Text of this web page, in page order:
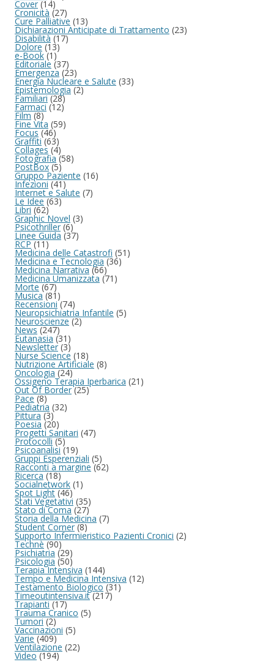
Cover(14)
Cronicità (27)
Cure Palliative (13)
Dichiarazioni Anticipate di Trattamento (23)
Disabilità(17)
Dolore(13)
e-Book(1)
Editoriale (37)
Emergenza (23)
Energia Nucleare e Salute (33)
Epistemologia(2)
Familiari(28)
Farmaci(12)
Film(8)
Fine Vita (59)
Focus(46)
Graffiti(63)
Collages (4)
Fotografia (58)
PostBox(5)
Gruppo Paziente (16)
Infezioni(41)
Internet e Salute (7)
Le Idee(63)
Libri(62)
Graphic Novel (3)
Psicothriller(6)
Linee Guida (37)
RCP(11)
Medicina delle Catastrofi (51)
Medicina e Tecnologia(36)
Medicina Narrativa(66)
Medicina Umanizzata (71)
Morte(67)
Musica(81)
Recensioni(74)
Neuropsichiatria Infantile (5)
Neuroscienze(2)
News(247)
Eutanasia (31)
Newsletter (3)
Nurse Science (18)
Nutrizione Artificiale (8)
Oncologia(24)
Ossigeno Terapia Iperbarica (21)
Out Of Border(25)
Pace(8)
Pediatria (32)
Pittura(3)
Poesia (20)
Progetti Sanitari (47)
Protocolli(5)
Psicoanalisi (19)
Gruppi Esperenziali (5)
Racconti a margine (62)
Ricerca(18)
Socialnetwork (1)
Spot Light(46)
Stati Vegetativi (35)
Stato di Coma(27)
Storia della Medicina (7)
Student Corner(8)
Supporto Infermieristico Pazienti Cronici (2)
Technè(90)
Psichiatria (29)
Psicologia (50)
Terapia Intensiva (144)
Tempo e Medicina Intensiva (12)
Testamento Biologico(31)
Timeoutintensiva.it(217)
Trapianti(17)
Trauma Cranico (5)
Tumori(2)
Vaccinazioni (5)
Varie(409)
Ventilazione (22)
Video(194)